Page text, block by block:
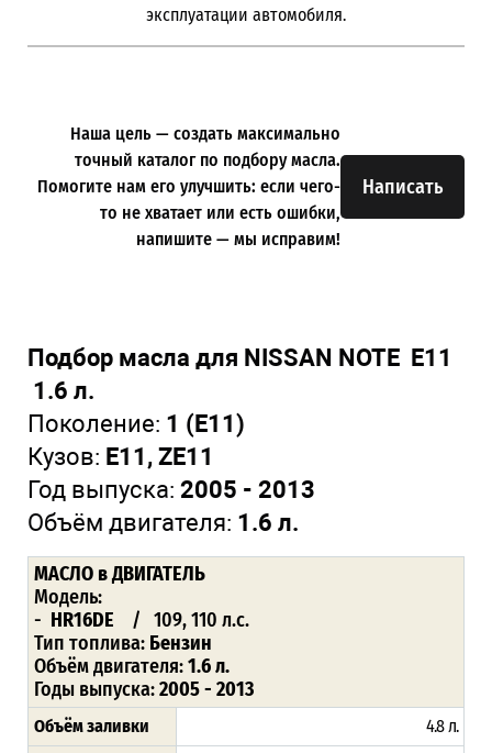
эксплуатации автомобиля.
Написать
Наша цель — создать максимально
точный каталог по подбору масла.
Помогите нам его улучшить: если чего-
то не хватает или есть ошибки,
напишите — мы исправим!
Подбор масла для NISSAN NOTE E11
1.6 л.
Поколение: 1 (E11)
Кузов: E11, ZE11
Год выпуска: 2005 - 2013
Объём двигателя: 1.6 л.
МАСЛО в ДВИГАТЕЛЬ
Модель:
- HR16DE / 109, 110 л.с.
Тип топлива: Бензин
Объём двигателя:1.6 л.
Годы выпуска:2005 - 2013
Объём заливки 4.8 л.